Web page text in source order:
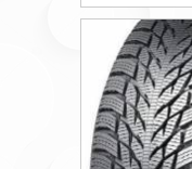
Диаметр ступицы